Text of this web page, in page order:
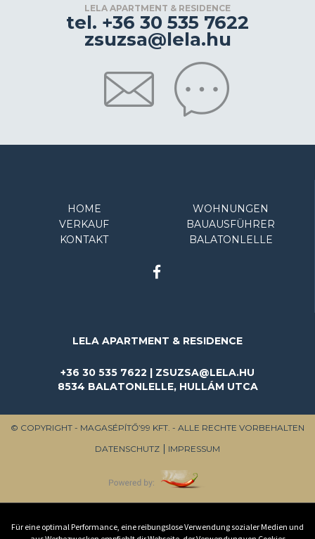
LELA APARTMENT & RESIDENCE
tel. +36 30 535 7622
zsuzsa@lela.hu
HOME
WOHNUNGEN
VERKAUF
BAUAUSFÜHRER
KONTAKT
BALATONLELLE
LELA APARTMENT & RESIDENCE
+36 30 535 7622 | ZSUZSA@LELA.HU
8534 BALATONLELLE, HULLÁM UTCA
© COPYRIGHT - MAGASÉPÍTŐ’99 KFT. - ALLE RECHTE VORBEHALTEN
DATENSCHUTZ
IMPRESSUM
Für eine optimal Performance, eine reibungslose Verwendung sozialer Medien und